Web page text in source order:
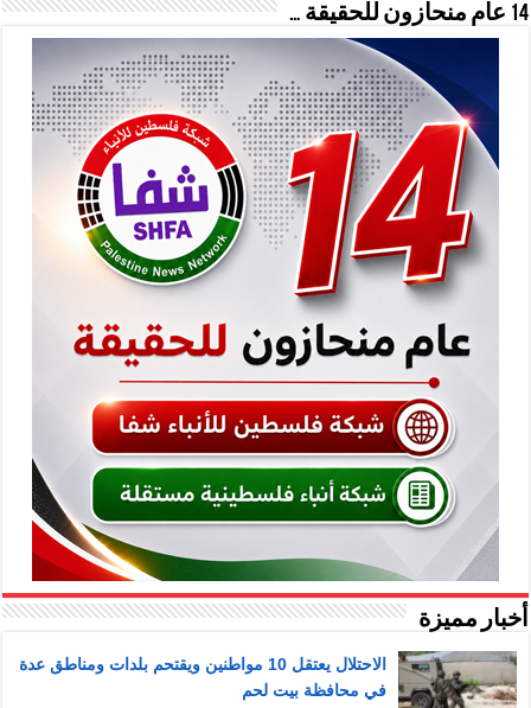
14 عام منحازون للحقيقة …
أخبار مميزة
الاحتلال يعتقل 10 مواطنين ويقتحم بلدات ومناطق عدة
في محافظة بيت لحم